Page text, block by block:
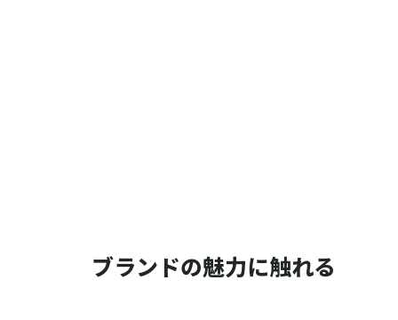
ブランドの魅力に触れる